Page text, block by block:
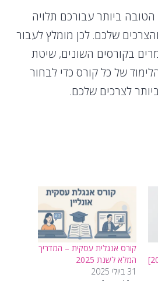
ביותר עבורכם תלויה
שלכם. לכן מומלץ לעבור
בקורסים השונים, שיטת
של כל קורס כדי לבחור
לצרכים שלכם.
קורס אנגלית עסקית – המדריך
המלא לשנת 2025
31 ביולי 2025